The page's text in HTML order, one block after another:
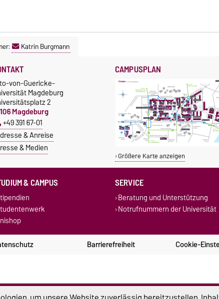
Katrin Burgmann
von-Guericke-
Magdeburg
2
Magdeburg
+49 391 67-01
& Anreise
& Medien
CAMPUSPLAN
Größere Karte anzeigen
& CAMPUS SERVICE
Beratung und Unterstützung
Notrufnummern der Universität
Barrierefreiheit Cookie-